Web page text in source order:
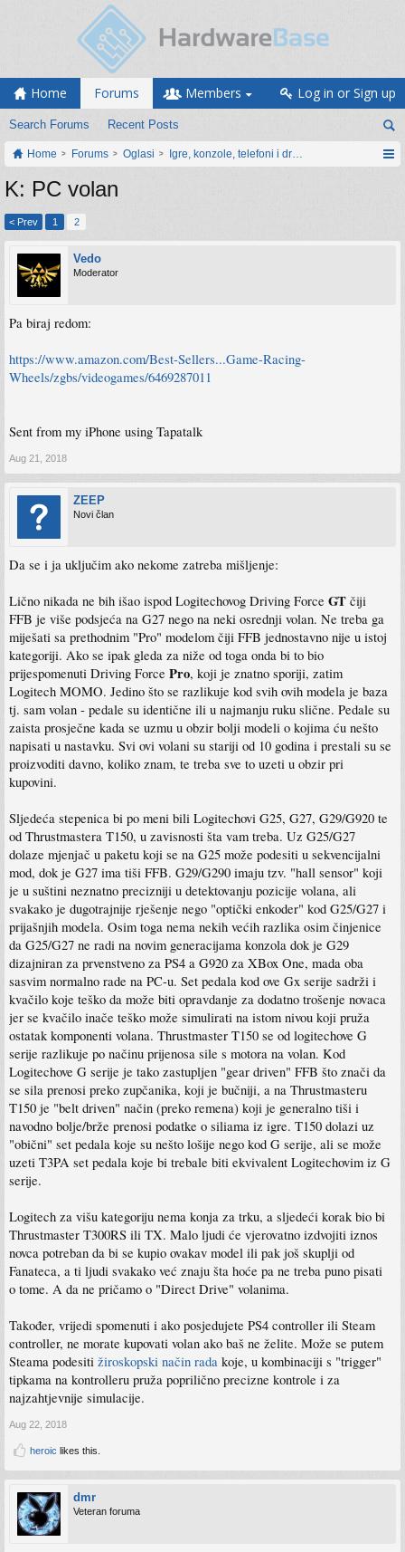
Home Forums
Search Forums Recent Posts
Members Log in or Sign up
Home Forums Oglasi Igre, konzole, telefoni i drugi gadgeti
K: PC volan
< Prev 1 2
Vedo
Moderator
Pa biraj redom:
https://www.amazon.com/Best-Sellers...Game-Racing-
Wheels/zgbs/videogames/6469287011
Sent from my iPhone using Tapatalk
Aug 21, 2018
ZEEP
Novi član
Da se i ja uključim ako nekome zatreba mišljenje:
Lično nikada ne bih išao ispod Logitechovog Driving Force GT čiji
FFB je više podsjeća na G27 nego na neki osrednji volan. Ne treba ga
miješati sa prethodnim "Pro" modelom čiji FFB jednostavno nije u istoj
kategoriji. Ako se ipak gleda za niže od toga onda bi to bio
prijespomenuti Driving Force Pro, koji je znatno sporiji, zatim
Logitech MOMO. Jedino što se razlikuje kod svih ovih modela je baza
tj. sam volan - pedale su identične ili u najmanju ruku slične. Pedale su
zaista prosječne kada se uzmu u obzir bolji modeli o kojima ću nešto
napisati u nastavku. Svi ovi volani su stariji od 10 godina i prestali su se
proizvoditi davno, koliko znam, te treba sve to uzeti u obzir pri
kupovini.
Sljedeća stepenica bi po meni bili Logitechovi G25, G27, G29/G920 te
od Thrustmastera T150, u zavisnosti šta vam treba. Uz G25/G27
dolaze mjenjač u paketu koji se na G25 može podesiti u sekvencijalni
mod, dok je G27 ima tiši FFB. G29/G290 imaju tzv. "hall sensor" koji
je u suštini neznatno precizniji u detektovanju pozicije volana, ali
svakako je dugotrajnije rješenje nego "optički enkoder" kod G25/G27 i
prijašnjih modela. Osim toga nema nekih većih razlika osim činjenice
da G25/G27 ne radi na novim generacijama konzola dok je G29
dizajniran za prvenstveno za PS4 a G920 za XBox One, mada oba
sasvim normalno rade na PC-u. Set pedala kod ove Gx serije sadrži i
kvačilo koje teško da može biti opravdanje za dodatno trošenje novaca
jer se kvačilo inače teško može simulirati na istom nivou koji pruža
ostatak komponenti volana. Thrustmaster T150 se od logitechove G
serije razlikuje po načinu prijenosa sile s motora na volan. Kod
Logitechove G serije je tako zastupljen "gear driven" FFB što znači da
se sila prenosi preko zupčanika, koji je bučniji, a na Thrustmasteru
T150 je "belt driven" način (preko remena) koji je generalno tiši i
navodno bolje/brže prenosi podatke o siliama iz igre. T150 dolazi uz
"obični" set pedala koje su nešto lošije nego kod G serije, ali se može
uzeti T3PA set pedala koje bi trebale biti ekvivalent Logitechovim iz G
serije.
Logitech za višu kategoriju nema konja za trku, a sljedeći korak bio bi
Thrustmaster T300RS ili TX. Malo ljudi će vjerovatno izdvojiti iznos
novca potreban da bi se kupio ovakav model ili pak još skuplji od
Fanateca, a ti ljudi svakako već znaju šta hoće pa ne treba puno pisati
o tome. A da ne pričamo o "Direct Drive" volanima.
Također, vrijedi spomenuti i ako posjedujete PS4 controller ili Steam
controller, ne morate kupovati volan ako baš ne želite. Može se putem
Steama podesiti žiroskopski način rada koje, u kombinaciji s "trigger"
tipkama na kontrolleru pruža poprilično precizne kontrole i za
najzahtjevnije simulacije.
Aug 22, 2018
heroic likes this.
dmr
Veteran foruma